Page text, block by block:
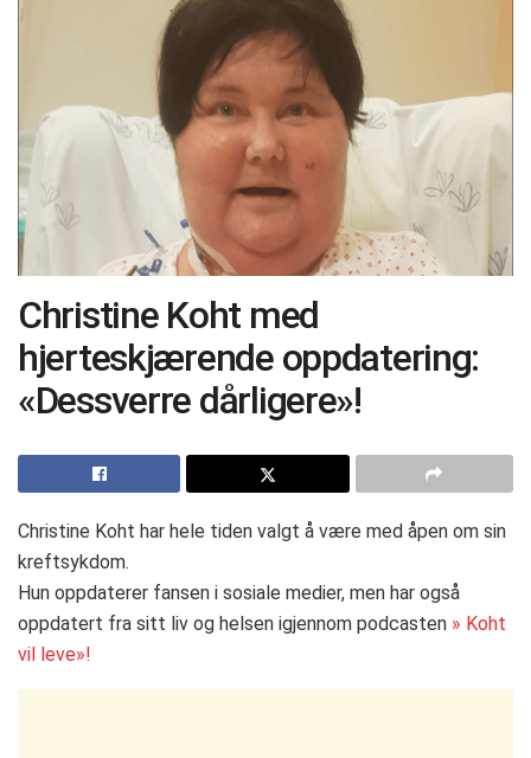
Christine Koht med
hjerteskjærende oppdatering:
«Dessverre dårligere»!
Christine Koht har hele tiden valgt å være med åpen om sin
kreftsykdom.
Hun oppdaterer fansen i sosiale medier, men har også
oppdatert fra sitt liv og helsen igjennom podcasten » Koht
vil leve»!